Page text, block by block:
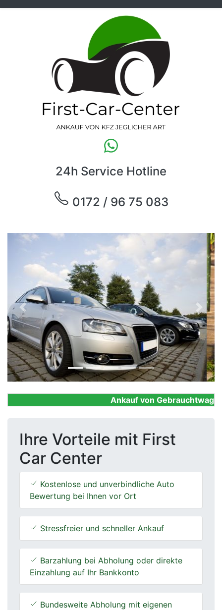
24h Service Hotline
0172 / 96 75 083
Previous Next
Ankauf von
Ihre Vorteile mit First
Car Center
Kostenlose und unverbindliche Auto
Bewertung bei Ihnen vor Ort
Stressfreier und schneller Ankauf
Barzahlung bei Abholung oder direkte
Einzahlung auf Ihr Bankkonto
Bundesweite Abholung mit eigenen